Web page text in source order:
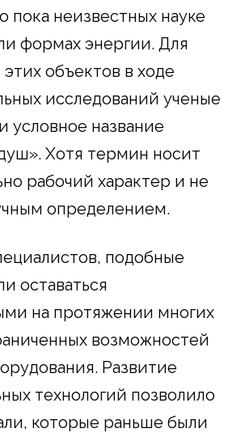
пока неизвестных науке
формах энергии. Для
объектов в ходе
исследований ученые
условное название
Хотя термин носит
рабочий характер и не
определением.
подобные
оставаться
на протяжении многих
возможностей
Развитие
технологий позволило
которые раньше были